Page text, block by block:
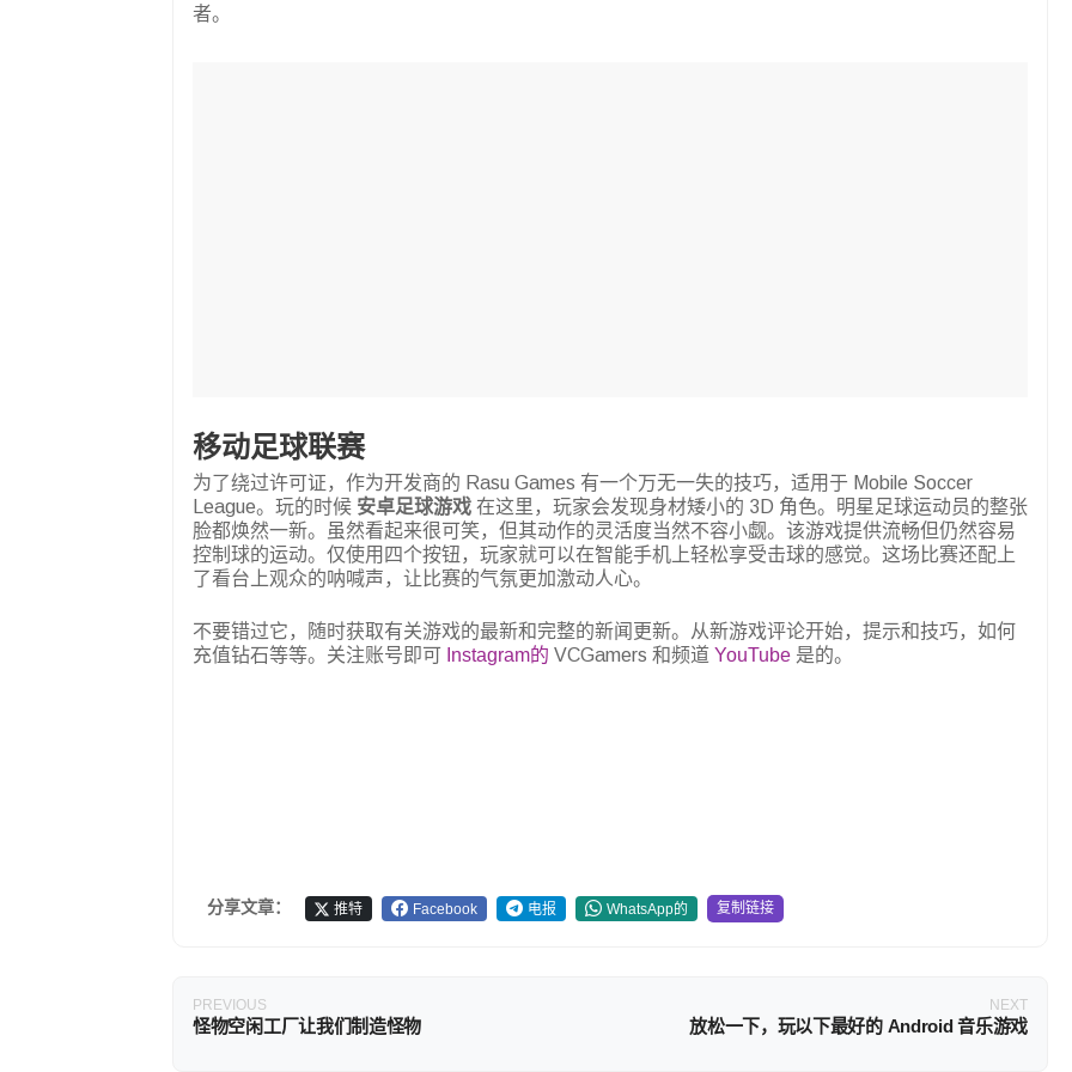
者。
移动足球联赛
为了绕过许可证，作为开发商的 Rasu Games 有一个万无一失的技巧，适用于 Mobile Soccer
League。玩的时候 安卓足球游戏 在这里，玩家会发现身材矮小的 3D 角色。明星足球运动员的整张
脸都焕然一新。虽然看起来很可笑，但其动作的灵活度当然不容小觑。该游戏提供流畅但仍然容易
控制球的运动。仅使用四个按钮，玩家就可以在智能手机上轻松享受击球的感觉。这场比赛还配上
了看台上观众的呐喊声，让比赛的气氛更加激动人心。
不要错过它，随时获取有关游戏的最新和完整的新闻更新。从新游戏评论开始，提示和技巧，如何
充值钻石等等。关注账号即可 Instagram的 VCGamers 和频道 YouTube 是的。
分享文章： 推特 Facebook 电报 WhatsApp的 复制链接
PREVIOUS
怪物空闲工厂让我们制造怪物
NEXT
放松一下，玩以下最好的 Android 音乐游戏